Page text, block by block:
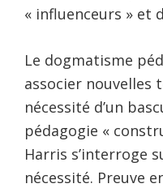
« influenceurs » et
Le dogmatisme
associer nouvelles
nécessité d’un
pédagogie «
Harris s’interroge
nécessité. Preuve